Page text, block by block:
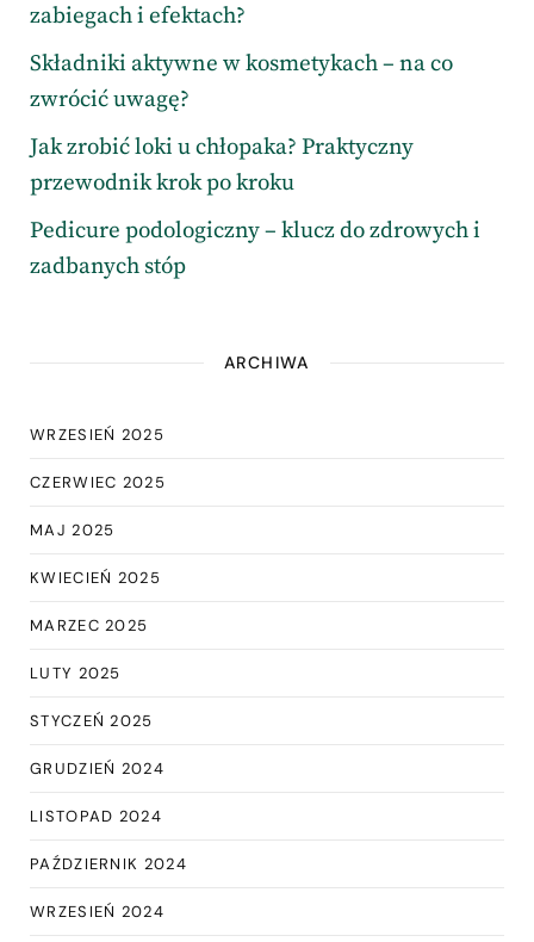
zabiegach i efektach?
Składniki aktywne w kosmetykach – na co
zwrócić uwagę?
Jak zrobić loki u chłopaka? Praktyczny
przewodnik krok po kroku
Pedicure podologiczny – klucz do zdrowych i
zadbanych stóp
ARCHIWA
WRZESIEŃ 2025
CZERWIEC 2025
MAJ 2025
KWIECIEŃ 2025
MARZEC 2025
LUTY 2025
STYCZEŃ 2025
GRUDZIEŃ 2024
LISTOPAD 2024
PAŹDZIERNIK 2024
WRZESIEŃ 2024